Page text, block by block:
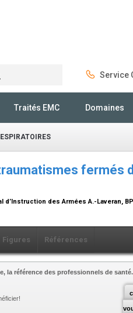
Service
Traités EMC Domaines
fermés
des Armées A.-Laveran,
Figures Références
la référence des professionnels de santé.